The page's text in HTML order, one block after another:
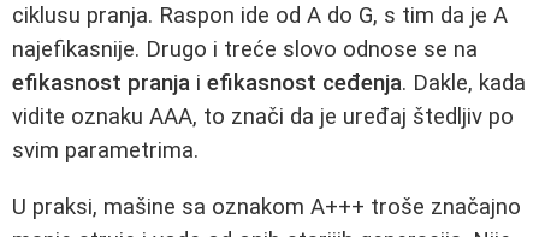
ciklusu pranja. Raspon ide od A do G, s tim da je A
najefikasnije. Drugo i treće slovo odnose se na
efikasnost pranja i efikasnost ceđenja. Dakle, kada
vidite oznaku AAA, to znači da je uređaj štedljiv po
svim parametrima.
U praksi, mašine sa oznakom A+++ troše značajno